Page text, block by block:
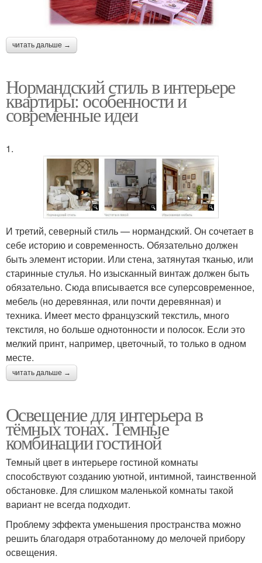
читать дальше →
Нормандский стиль в интерьере
квартиры: особенности и
современные идеи
1.
И третий, северный стиль — нормандский. Он сочетает в
себе историю и современность. Обязательно должен
быть элемент истории. Или стена, затянутая тканью, или
старинные стулья. Но изысканный винтаж должен быть
обязательно. Сюда вписывается все суперсовременное,
мебель (но деревянная, или почти деревянная) и
техника. Имеет место французский текстиль, много
текстиля, но больше однотонности и полосок. Если это
мелкий принт, например, цветочный, то только в одном
месте.
читать дальше →
Освещение для интерьера в
тёмных тонах. Темные
комбинации гостиной
Темный цвет в интерьере гостиной комнаты
способствуют созданию уютной, интимной, таинственной
обстановке. Для слишком маленькой комнаты такой
вариант не всегда подходит.
Проблему эффекта уменьшения пространства можно
решить благодаря отработанному до мелочей прибору
освещения.